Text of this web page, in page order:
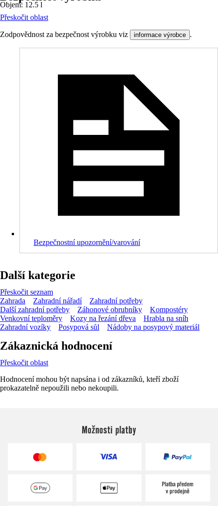
Objem: 12.5 l
Přeskočit oblast
Zodpovědnost za bezpečnost výrobku viz informace výrobce .
Bezpečnostní upozornění/varování
Další kategorie
Přeskočit seznam
Zahrada
Zahradní nářadí
Zahradní potřeby
Další zahradní potřeby
Záhonové obrubníky
Kompostéry
Venkovní teploměry
Kozy na řezání dřeva
Hrabla na sníh
Zahradní vozíky
Posypová sůl Nádoby na posypový materiál
Zákaznická hodnocení
Přeskočit oblast
Hodnocení mohou být napsána i od zákazníků, kteří zboží
prokazatelně nepoužili nebo nekoupili.
Možnosti platby